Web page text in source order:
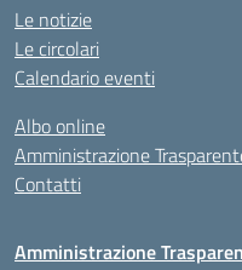
Le notizie
Le circolari
Calendario eventi
Albo online
Amministrazione
Contatti
Amministrazione